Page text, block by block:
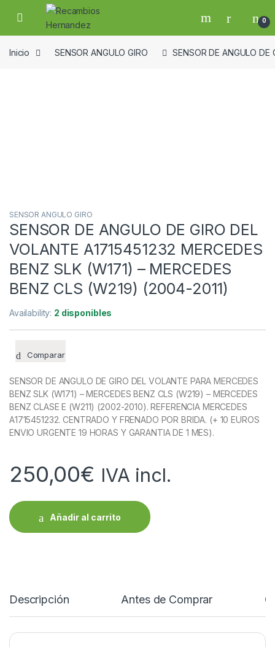
Skip to navigation
Skip to content
Open 0
Inicio SENSOR ANGULO GIRO SENSOR DE ANGULO DE
SENSOR ANGULO GIRO
SENSOR DE ANGULO DE GIRO DEL
VOLANTE A1715451232 MERCEDES
BENZ SLK (W171) – MERCEDES
BENZ CLS (W219) (2004-2011)
Availability: 2 disponibles
Comparar
SENSOR DE ANGULO DE GIRO DEL VOLANTE PARA MERCEDES
BENZ SLK (W171) – MERCEDES BENZ CLS (W219) – MERCEDES
BENZ CLASE E (W211) (2002-2010). REFERENCIA MERCEDES
A1715451232. CENTRADO Y FRENADO POR BRIDA. (+ 10 EUROS
ENVIO URGENTE 19 HORAS Y GARANTIA DE 1 MES).
250,00€ IVA incl.
Añadir al carrito
Descripción Antes de Comprar